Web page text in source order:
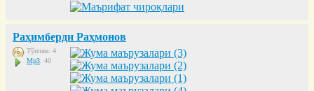
Раҳимберди Раҳмонов
Тўплам: 4
Mp3: 40